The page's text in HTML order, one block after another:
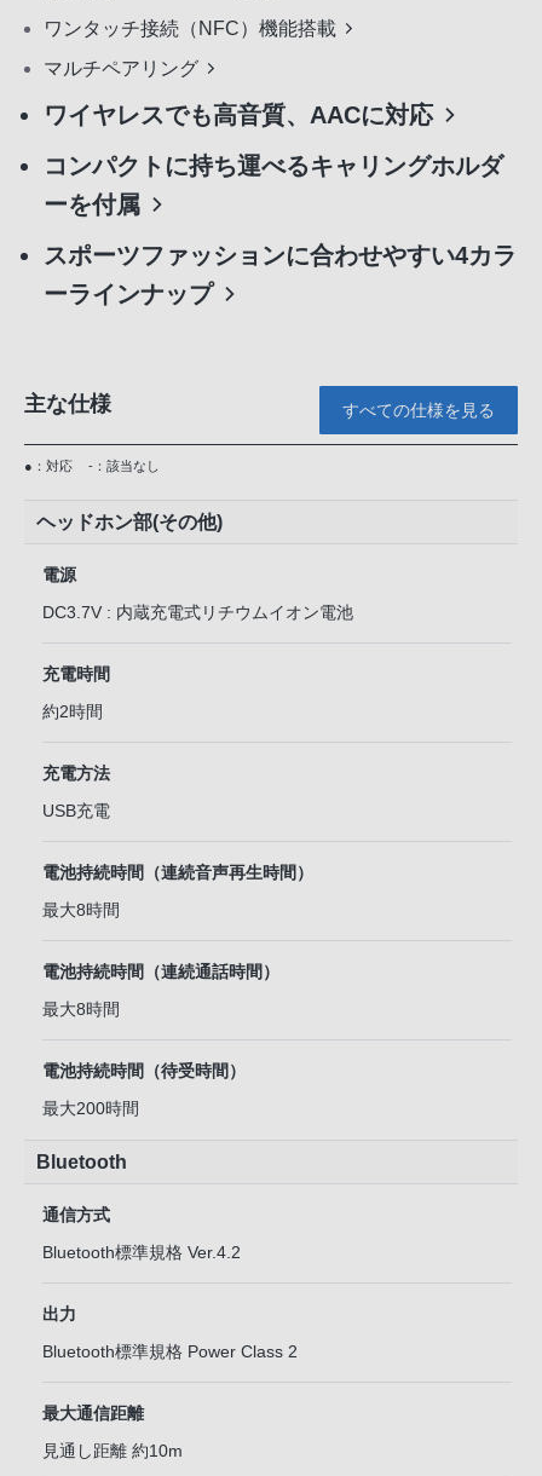
ワンタッチ接続（NFC）機能搭載
マルチペアリング
ワイヤレスでも高音質、AACに対応
コンパクトに持ち運べるキャリングホルダ
ーを付属
スポーツファッションに合わせやすい4カラ
ーラインナップ
主な仕様 すべての仕様を見る
●：対応 -：該当なし
ヘッドホン部(その他)
電源
DC3.7V : 内蔵充電式リチウムイオン電池
充電時間
約2時間
充電方法
USB充電
電池持続時間（連続音声再生時間）
最大8時間
電池持続時間（連続通話時間）
最大8時間
電池持続時間（待受時間）
最大200時間
Bluetooth
通信方式
Bluetooth標準規格 Ver.4.2
出力
Bluetooth標準規格 Power Class 2
最大通信距離
見通し距離 約10m